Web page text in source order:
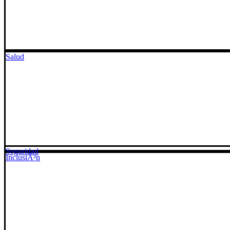
Salud
InclusiÃ³n
Seguridad